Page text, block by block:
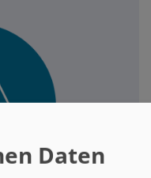
Daten